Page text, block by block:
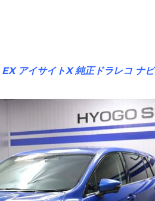
アイサイトX 純正ドラレコ ナビ